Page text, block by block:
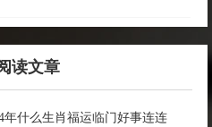
读文章
年什么生肖福运临门好事连连